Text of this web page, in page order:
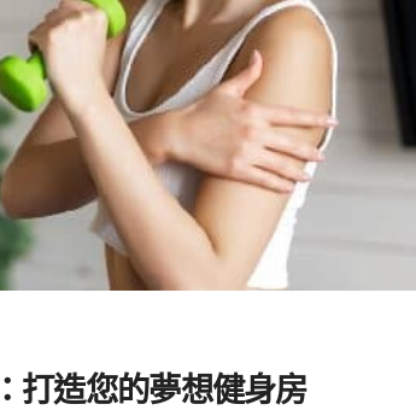
打造您的夢想健身房